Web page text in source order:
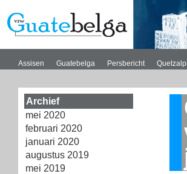
Assisen Guatebelga Persbericht
Archief
mei 2020
februari 2020
januari 2020
augustus 2019
mei 2019